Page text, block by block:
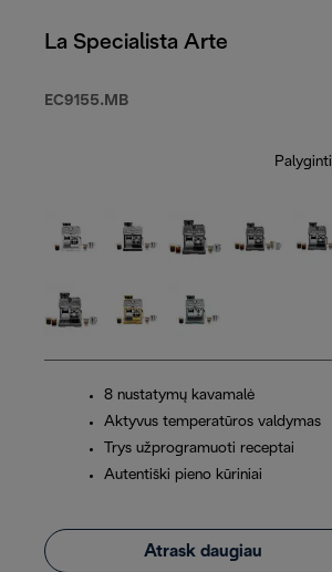
La Specialista Arte
EC9155.MB
Palyginti
8 nustatymų kavamalė
Aktyvus temperatūros valdymas
Trys užprogramuoti receptai
Autentiški pieno kūriniai
Atrask daugiau